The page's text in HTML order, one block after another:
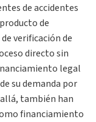
de accidentes
de
verificación de
directo sin
legal
su demanda por
allá, también han
financiamiento